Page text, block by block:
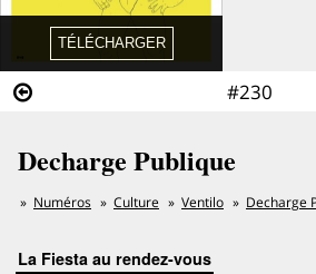
#230
Decharge Publique
Numéros Culture Ventilo Decharge
La Fiesta au rendez-vous